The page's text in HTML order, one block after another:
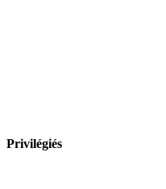
Privilégiés